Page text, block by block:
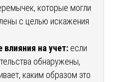
которые могли
с целью искажения
влияния на учет: если
обнаружены,
каким образом это